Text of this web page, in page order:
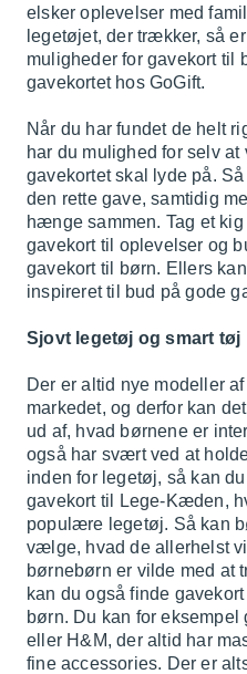
elsker oplevelser med
legetøjet, der trækker, så
muligheder for gavekort til
gavekortet hos GoGift.
Når du har fundet de helt
har du mulighed for selv
gavekortet skal lyde på.
den rette gave, samtidig
hænge sammen. Tag et
gavekort til oplevelser og
gavekort til børn. Ellers
inspireret til bud på gode
Sjovt legetøj og smart tøj
Der er altid nye modeller
markedet, og derfor kan
ud af, hvad børnene er
også har svært ved at
inden for legetøj, så kan
gavekort til
Lege-Kæden,
populære legetøj. Så kan
vælge, hvad de allerhelst
børnebørn er vilde med at
kan du også finde
børn. Du kan for eksempel
eller H&M, der altid har
fine accessories. Der er